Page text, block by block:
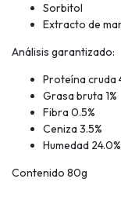
Sorbitol
Extracto de
Análisis garantizado:
Proteína cruda
Grasa bruta 1%
Fibra 0.5%
Ceniza 3.5%
Humedad 24.0%
Contenido 80g